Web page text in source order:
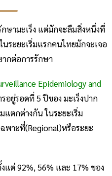
ษามะเร็ง แต่มักจะลืมสิ่งหนึ่งที่
ระยะเริ่มแรกคนไทยมักจะเจอ
ากต่อการรักษา
Epidemiology and
รอยู่รอดที่ 5 ปีของมะเร็งปาก
แตกต่างกัน ในระยะเริ่ม
พาะที่(Regional)หรือระยะ
แต่ 92%, 56% และ 17% ของ